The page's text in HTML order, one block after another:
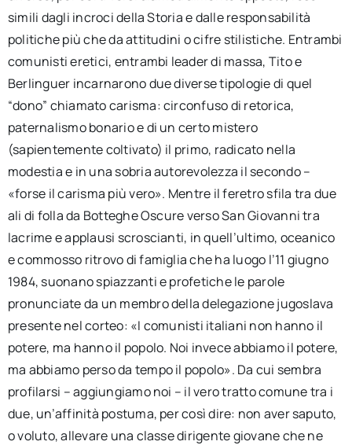
simili dagli incroci della Storia e dalle responsabilità
politiche più che da attitudini o cifre stilistiche. Entrambi
comunisti eretici, entrambi leader di massa, Tito e
Berlinguer incarnarono due diverse tipologie di quel
“dono” chiamato carisma: circonfuso di retorica,
paternalismo bonario e di un certo mistero
(sapientemente coltivato) il primo, radicato nella
modestia e in una sobria autorevolezza il secondo –
«forse il carisma più vero». Mentre il feretro sfila tra due
ali di folla da Botteghe Oscure verso San Giovanni tra
lacrime e applausi scroscianti, in quell’ultimo, oceanico
e commosso ritrovo di famiglia che ha luogo l’11 giugno
1984, suonano spiazzanti e profetiche le parole
pronunciate da un membro della delegazione jugoslava
presente nel corteo: «I comunisti italiani non hanno il
potere, ma hanno il popolo. Noi invece abbiamo il potere,
ma abbiamo perso da tempo il popolo». Da cui sembra
profilarsi – aggiungiamo noi – il vero tratto comune tra i
due, un’affinità postuma, per così dire: non aver saputo,
o voluto, allevare una classe dirigente giovane che ne